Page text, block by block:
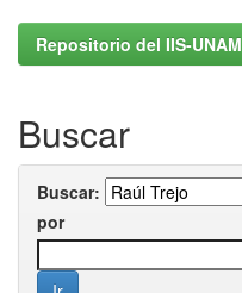
Repositorio del IIS-UNAM
Buscar
Buscar:
por